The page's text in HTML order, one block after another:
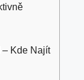
– Kde Najít